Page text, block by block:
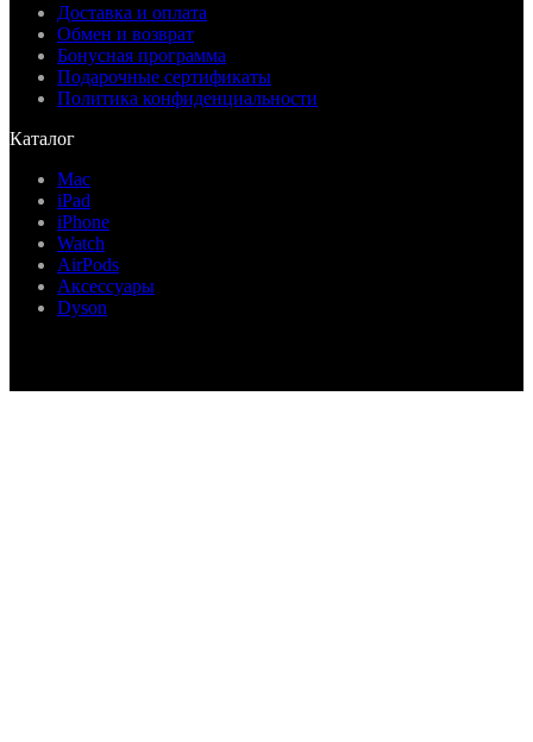
Доставка и оплата
Обмен и возврат
Бонусная программа
Подарочные сертификаты
Политика конфиденциальности
Каталог
Mac
iPad
iPhone
Watch
AirPods
Аксессуары
Dyson